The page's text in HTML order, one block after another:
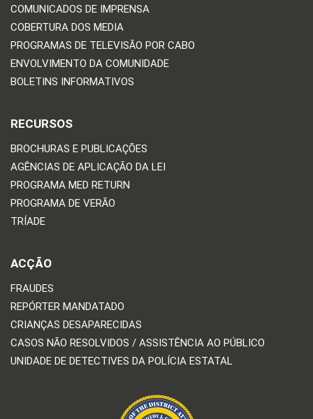
COMUNICADOS DE IMPRENSA
COBERTURA DOS MEDIA
PROGRAMAS DE TELEVISÃO POR CABO
ENVOLVIMENTO DA COMUNIDADE
BOLETINS INFORMATIVOS
RECURSOS
BROCHURAS E PUBLICAÇÕES
AGÊNCIAS DE APLICAÇÃO DA LEI
PROGRAMA MED RETURN
PROGRAMA DE VERÃO
TRÍADE
ACÇÃO
FRAUDES
REPÓRTER MANDATADO
CRIANÇAS DESAPARECIDAS
CASOS NÃO RESOLVIDOS / ASSISTÊNCIA AO PÚBLICO
UNIDADE DE DETECTIVES DA POLÍCIA ESTATAL